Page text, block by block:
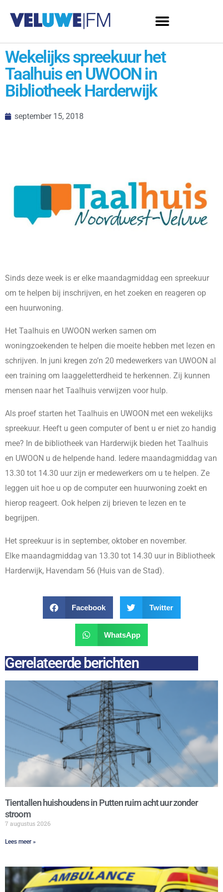
Wekelijks spreekuur het
Taalhuis en UWOON in
Bibliotheek Harderwijk
september 15, 2018
Sinds deze week is er elke maandagmiddag een spreekuur
om te helpen bij inschrijven, en het zoeken en reageren op
een huurwoning.
Het Taalhuis en UWOON werken samen om
woningzoekenden te helpen die moeite hebben met lezen en
schrijven. In juni kregen zo’n 20 medewerkers van UWOON al
een training om laaggeletterdheid te herkennen. Zij kunnen
mensen naar het Taalhuis verwijzen voor hulp.
Als proef starten het Taalhuis en UWOON met een wekelijks
spreekuur. Heeft u geen computer of bent u er niet zo handig
mee? In de bibliotheek van Harderwijk bieden het Taalhuis
en UWOON u de helpende hand. Iedere maandagmiddag van
13.30 tot 14.30 uur zijn er medewerkers om u te helpen. Ze
leggen uit hoe u op de computer een huurwoning zoekt en
hierop reageert. Ook helpen zij brieven te lezen en te
begrijpen.
Het spreekuur is in september, oktober en november.
Elke maandagmiddag van 13.30 tot 14.30 uur in Bibliotheek
Harderwijk, Havendam 56 (Huis van de Stad).
Facebook Twitter
WhatsApp
Gerelateerde berichten
Tientallen huishoudens in Putten ruim acht uur zonder
stroom
7 augustus 2026
Lees meer »